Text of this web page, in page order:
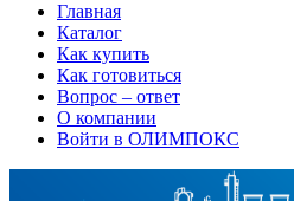
Главная
Каталог
Как купить
Как готовиться
Вопрос – ответ
О компании
Войти в ОЛИМПОКС